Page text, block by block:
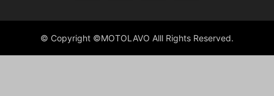
© Copyright ©MOTOLAVO Alll Rights Reserved.